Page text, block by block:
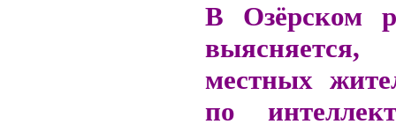
В Озёрском
местных
по